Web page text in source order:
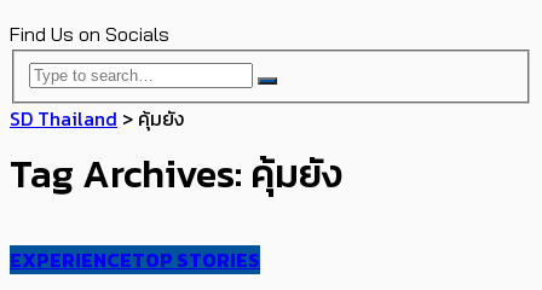
Find Us on Socials
SD Thailand > คุ้มยัง
Tag Archives: คุ้มยัง
EXPERIENCETOP STORIES